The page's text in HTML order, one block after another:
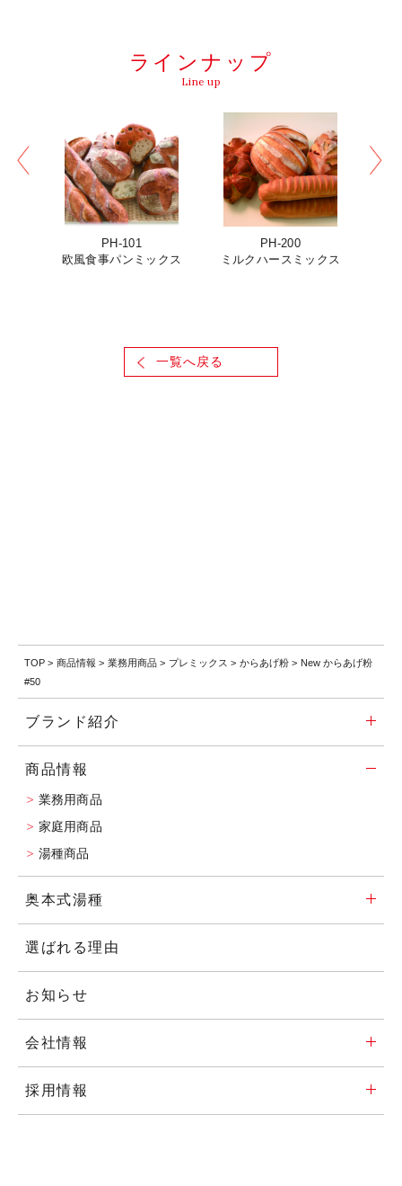
ラインナップ
Line up
PH-101
欧風食事パンミックス
PH-200
ミルクハースミックス
一覧へ戻る
TOP > 商品情報 > 業務⽤商品 > プレミックス > からあげ粉 > New からあげ粉
#50
ブランド紹介
商品情報
業務用商品
家庭用商品
湯種商品
奥本式湯種
選ばれる理由
お知らせ
会社情報
採用情報